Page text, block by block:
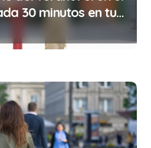
30 minutos en tu
que te puede